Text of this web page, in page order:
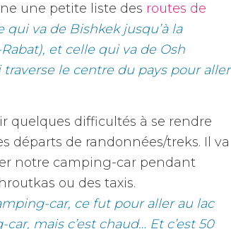
une petite liste des routes de
va de Bishkek jusqu’à la
et celle qui va de Osh
traverse le centre du pays pour aller
quelques difficultés à se rendre
départs de randonnées/treks. Il va
notre camping-car pendant
ou des taxis.
car, ce fut pour aller au lac
mais c’est chaud… Et c’est 50